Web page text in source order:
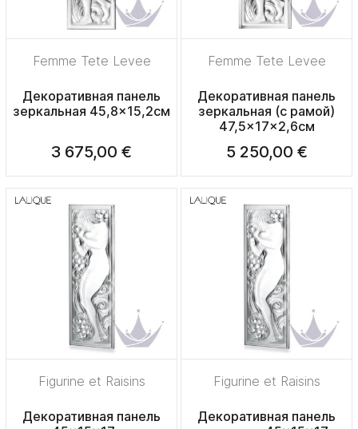
Femme Tete Levee
Декоративная панель
зеркальная 45,8x15,2см
3 675,00 €
Femme Tete Levee
Декоративная панель
зеркальная (с рамой)
47,5x17x2,6см
5 250,00 €
Figurine et Raisins
Декоративная панель
Figurine et Raisins
Декоративная панель